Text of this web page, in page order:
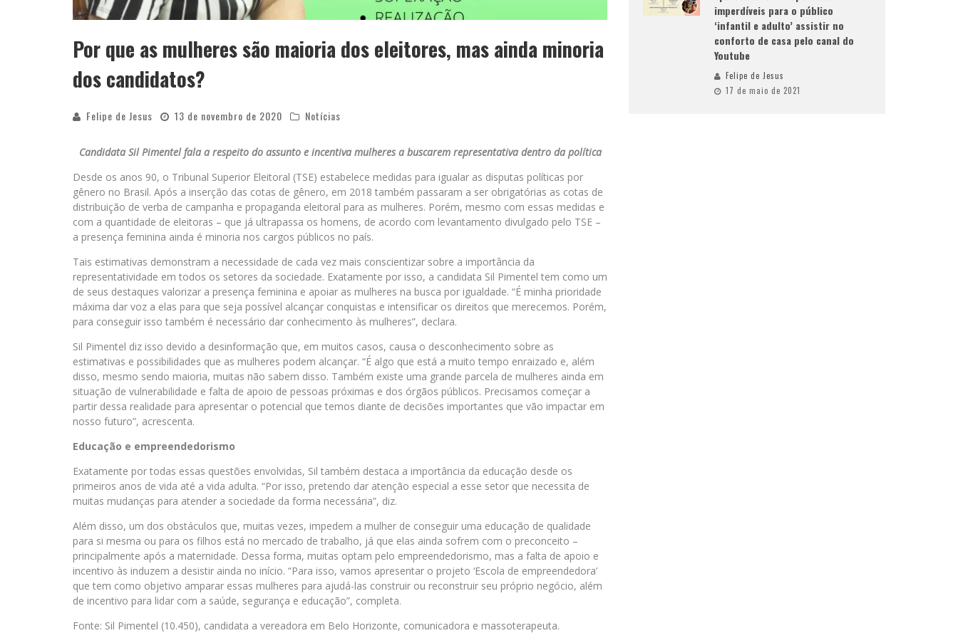
Por que as mulheres são maioria dos eleitores, mas ainda minoria
dos candidatos?
Felipe de Jesus 13 de novembro de 2020 Notícias
Candidata Sil Pimentel fala a respeito do assunto e incentiva mulheres a buscarem representativa dentro da política
Desde os anos 90, o Tribunal Superior Eleitoral (TSE) estabelece medidas para igualar as disputas políticas por
gênero no Brasil. Após a inserção das cotas de gênero, em 2018 também passaram a ser obrigatórias as cotas de
distribuição de verba de campanha e propaganda eleitoral para as mulheres. Porém, mesmo com essas medidas e
com a quantidade de eleitoras – que já ultrapassa os homens, de acordo com levantamento divulgado pelo TSE –
a presença feminina ainda é minoria nos cargos públicos no país.
Tais estimativas demonstram a necessidade de cada vez mais conscientizar sobre a importância da
representatividade em todos os setores da sociedade. Exatamente por isso, a candidata Sil Pimentel tem como um
de seus destaques valorizar a presença feminina e apoiar as mulheres na busca por igualdade. “É minha prioridade
máxima dar voz a elas para que seja possível alcançar conquistas e intensificar os direitos que merecemos. Porém,
para conseguir isso também é necessário dar conhecimento às mulheres”, declara.
Sil Pimentel diz isso devido a desinformação que, em muitos casos, causa o desconhecimento sobre as
estimativas e possibilidades que as mulheres podem alcançar. “É algo que está a muito tempo enraizado e, além
disso, mesmo sendo maioria, muitas não sabem disso. Também existe uma grande parcela de mulheres ainda em
situação de vulnerabilidade e falta de apoio de pessoas próximas e dos órgãos públicos. Precisamos começar a
partir dessa realidade para apresentar o potencial que temos diante de decisões importantes que vão impactar em
nosso futuro”, acrescenta.
Educação e empreendedorismo
Exatamente por todas essas questões envolvidas, Sil também destaca a importância da educação desde os
primeiros anos de vida até a vida adulta. “Por isso, pretendo dar atenção especial a esse setor que necessita de
muitas mudanças para atender a sociedade da forma necessária”, diz.
Além disso, um dos obstáculos que, muitas vezes, impedem a mulher de conseguir uma educação de qualidade
para si mesma ou para os filhos está no mercado de trabalho, já que elas ainda sofrem com o preconceito –
principalmente após a maternidade. Dessa forma, muitas optam pelo empreendedorismo, mas a falta de apoio e
incentivo às induzem a desistir ainda no início. “Para isso, vamos apresentar o projeto ‘Escola de empreendedora’
que tem como objetivo amparar essas mulheres para ajudá-las construir ou reconstruir seu próprio negócio, além
de incentivo para lidar com a saúde, segurança e educação”, completa.
Fonte: Sil Pimentel (10.450), candidata a vereadora em Belo Horizonte, comunicadora e massoterapeuta.
imperdíveis para o público
‘infantil e adulto’ assistir no
conforto de casa pelo canal do
Youtube
Felipe de Jesus
17 de maio de 2021